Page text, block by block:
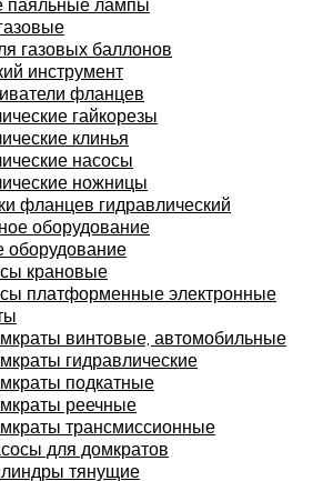
газовых баллонов
инструмент
фланцев
гайкорезы
клинья
насосы
ножницы
фланцев гидравлический
оборудование
оборудование
крановые
платформенные электронные
винтовые, автомобильные
гидравлические
подкатные
реечные
трансмиссионные
для домкратов
тянущие